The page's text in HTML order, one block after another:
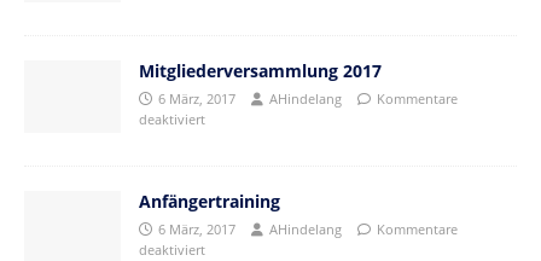
Mitgliederversammlung 2017
6 März, 2017 AHindelang
Kommentare
deaktiviert
Anfängertraining
6 März, 2017 AHindelang
Kommentare
deaktiviert